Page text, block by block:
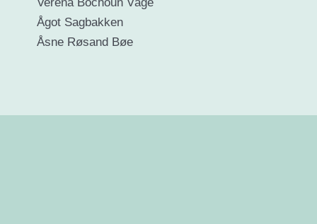
Verena Bochoun Våge
Ågot Sagbakken
Åsne Røsand Bøe